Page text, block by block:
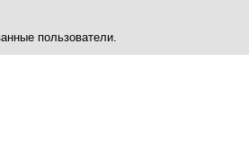
пользователи.